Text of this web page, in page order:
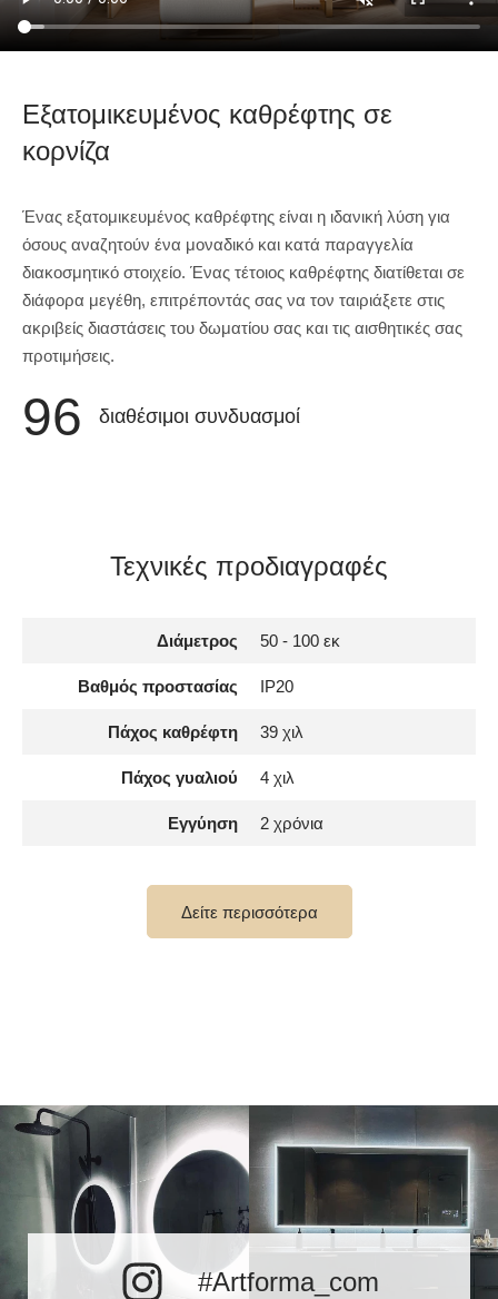
Εξατομικευμένος καθρέφτης σε
κορνίζα
Ένας εξατομικευμένος καθρέφτης είναι η ιδανική λύση για
όσους αναζητούν ένα μοναδικό και κατά παραγγελία
διακοσμητικό στοιχείο. Ένας τέτοιος καθρέφτης διατίθεται σε
διάφορα μεγέθη, επιτρέποντάς σας να τον ταιριάξετε στις
ακριβείς διαστάσεις του δωματίου σας και τις αισθητικές σας
προτιμήσεις.
96 διαθέσιμοι συνδυασμοί
Τεχνικές προδιαγραφές
Διάμετρος 50 - 100 εκ
Βαθμός προστασίας IP20
Πάχος καθρέφτη 39 χιλ
Πάχος γυαλιού 4 χιλ
Εγγύηση 2 χρόνια
Οδηγίες εγκατάστασης
Σκοπός του καθρέφτη Επαγγελματικό μακιγιάζ
Προτιμώμενα δωμάτια
Μπάνιο, Σαλόνι,
Διάδρομος, Υπνοδωμάτιο,
Τραπεζαρία
Μεταφορά
Η κατάλληλα
προετοιμασμένη
σπίτι σας
Δείτε περισσότερα
#Artforma_com